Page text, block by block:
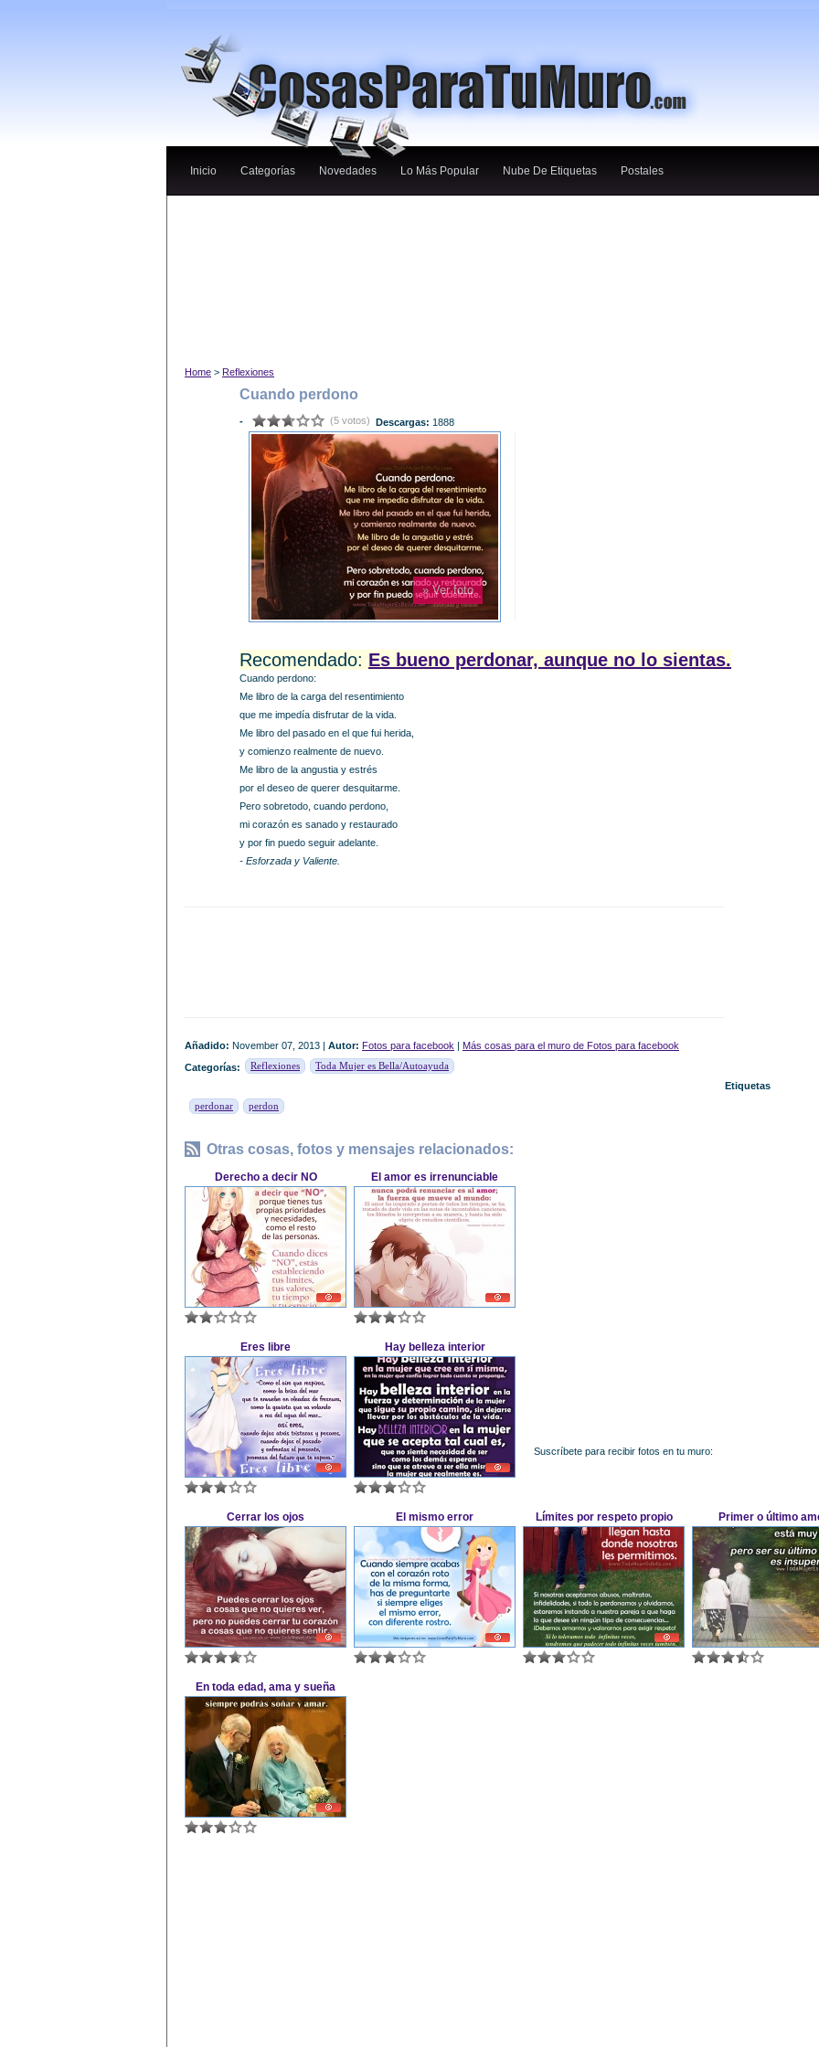
Inicio Categorías Novedades Lo Más Popular Nube De Etiquetas Postales
Home > Reflexiones
Cuando perdono
- (5 votos) Descargas: 1888
» Ver foto
Recomendado: Es bueno perdonar, aunque no lo sientas.
Cuando perdono:
Me libro de la carga del resentimiento
que me impedía disfrutar de la vida.
Me libro del pasado en el que fui herida,
y comienzo realmente de nuevo.
Me libro de la angustia y estrés
por el deseo de querer desquitarme.
Pero sobretodo, cuando perdono,
mi corazón es sanado y restaurado
y por fin puedo seguir adelante.
- Esforzada y Valiente.
Añadido: November 07, 2013 | Autor: Fotos para facebook | Más cosas para el muro de Fotos para facebook
Categorías:
Reflexiones
Toda Mujer es Bella/Autoayuda
Etiquetas
perdonar
perdon
Otras cosas, fotos y mensajes relacionados:
Suscríbete para recibir fotos en tu muro:
Derecho a decir NO El amor es irrenunciable
Eres libre Hay belleza interior
Cerrar los ojos El mismo error Límites por respeto propio Primer o último
En toda edad, ama y sueña